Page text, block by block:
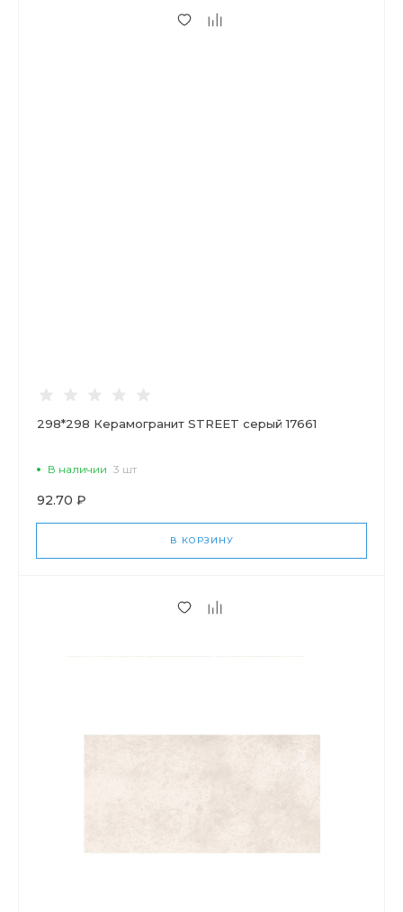
298*298 Керамогранит STREET серый 17661
В наличии 3 шт
92.70 ₽
В КОРЗИНУ